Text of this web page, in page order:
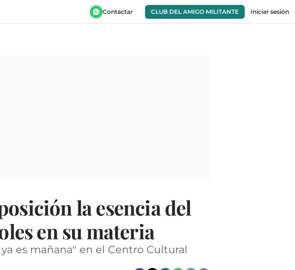
Contactar CLUB DEL AMIGO MILITANTE Iniciar sesión
la esencia del
en su materia
es mañana" en el Centro Cultural